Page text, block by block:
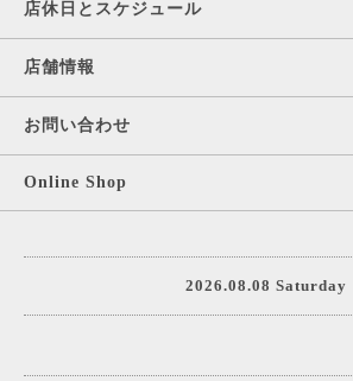
店休日とスケジュール
店舗情報
お問い合わせ
Online Shop
2026.08.08 Saturday